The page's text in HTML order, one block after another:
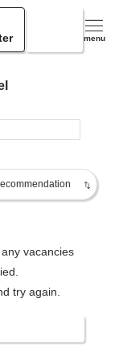
menu
vacancies
try again.